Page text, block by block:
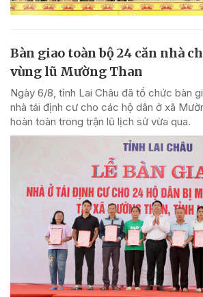
Bàn giao toàn bộ 24 căn nhà
vùng lũ Mường Than
Ngày 6/8, tỉnh Lai Châu đã tổ chức bàn
nhà tái định cư cho các hộ dân ở xã
hoàn toàn trong trận lũ lịch sử vừa qua.